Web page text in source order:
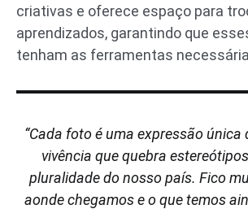
criativas e oferece espaço para
aprendizados, garantindo que
tenham as ferramentas
“Cada foto é uma expressão única
vivência que quebra
pluralidade do nosso país. Fico
aonde chegamos e o que temos